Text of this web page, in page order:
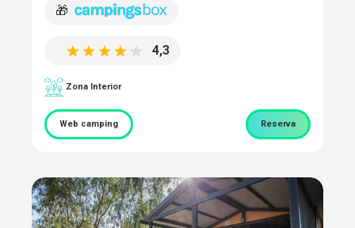
🎁
4,3
Zona Interior
Web camping Reserva